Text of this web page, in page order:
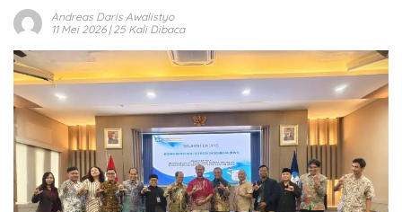
Andreas Daris Awalistyo
11 Mei 2026| 25 Kali Dibaca